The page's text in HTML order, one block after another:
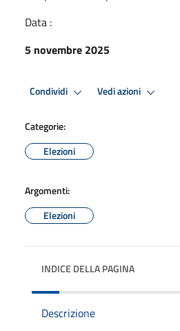
Data :
5 novembre 2025
Condividi Vedi azioni
Categorie:
Elezioni
Argomenti:
Elezioni
INDICE DELLA PAGINA
Descrizione